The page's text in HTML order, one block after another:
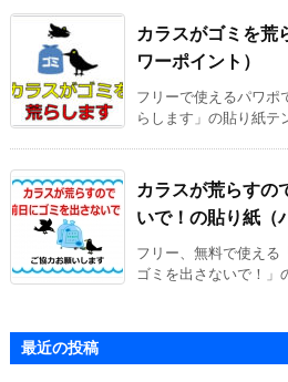
カラスがゴミを荒
ワーポイント）
フリーで使えるパワポ
らします」の貼り紙テ
カラスが荒らすの
いで！の貼り紙（
フリー、無料で使える
ゴミを出さないで！」
最近の投稿